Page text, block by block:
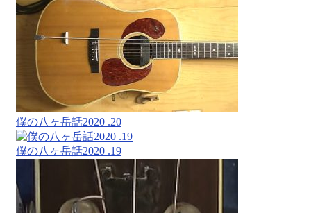
僕の八ヶ岳話2020 .20
僕の八ヶ岳話2020 .19